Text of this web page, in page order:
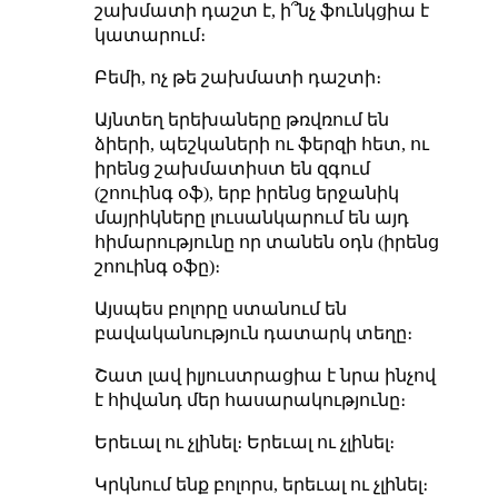
շախմատի դաշտ է, ի՞նչ ֆունկցիա է
կատարում։
Բեմի, ոչ թե շախմատի դաշտի։
Այնտեղ երեխաները թռվռում են
ձիերի, պեշկաների ու ֆերզի հետ, ու
իրենց շախմատիստ են զգում
(շոուինգ օֆ), երբ իրենց երջանիկ
մայրիկները լուսանկարում են այդ
հիմարությունը որ տանեն օդն (իրենց
շոուինգ օֆը)։
Այսպես բոլորը ստանում են
բավականություն դատարկ տեղը։
Շատ լավ իլյուստրացիա է նրա ինչով
է հիվանդ մեր հասարակությունը։
Երեւալ ու չլինել։ Երեւալ ու չլինել։
Կրկնում ենք բոլորս, երեւալ ու չլինել։